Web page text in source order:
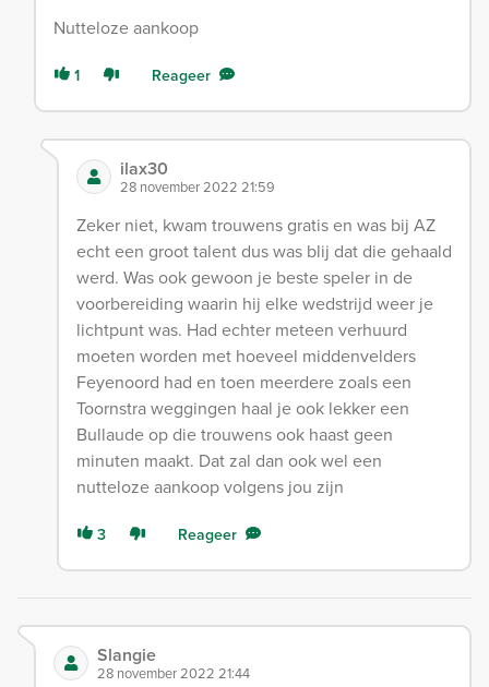
Nutteloze aankoop
1 Reageer
ilax30
28 november 2022 21:59
Zeker niet, kwam trouwens gratis en was bij AZ
echt een groot talent dus was blij dat die gehaald
werd. Was ook gewoon je beste speler in de
voorbereiding waarin hij elke wedstrijd weer je
lichtpunt was. Had echter meteen verhuurd
moeten worden met hoeveel middenvelders
Feyenoord had en toen meerdere zoals een
Toornstra weggingen haal je ook lekker een
Bullaude op die trouwens ook haast geen
minuten maakt. Dat zal dan ook wel een
nutteloze aankoop volgens jou zijn
3 Reageer
Slangie
28 november 2022 21:44